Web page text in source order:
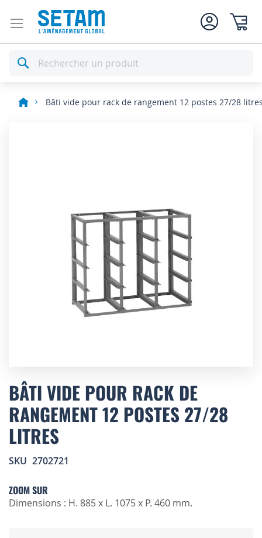
Rechercher
Bâti vide pour rack de rangement 12 postes 27/28
to
the
beginning
of
the
images
BÂTI VIDE POUR RACK DE
RANGEMENT 12 POSTES 27/28
LITRES
SKU 2702721
ZOOM SUR
Dimensions : H. 885 x L. 1075 x P. 460 mm.